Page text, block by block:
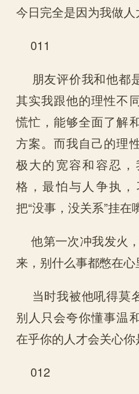
今日完全是因为我做人
011
朋友评价我和他都
其实我跟他的理性不
慌忙，能够全面了解
方案。而我自己的理
极大的宽容和容忍
格，最怕与人争执，
把“没事，没关系”挂在
他第一次冲我发火
来，别什么事都憋在心
当时我被他吼得莫
别人只会夸你懂事温
在乎你的人才会关心你
012